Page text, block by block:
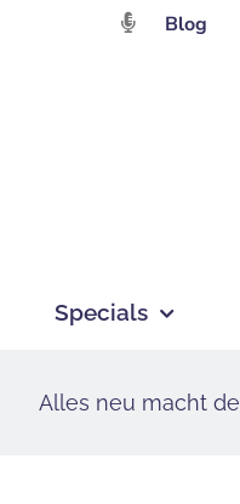
Blog
Specials
Alles neu macht